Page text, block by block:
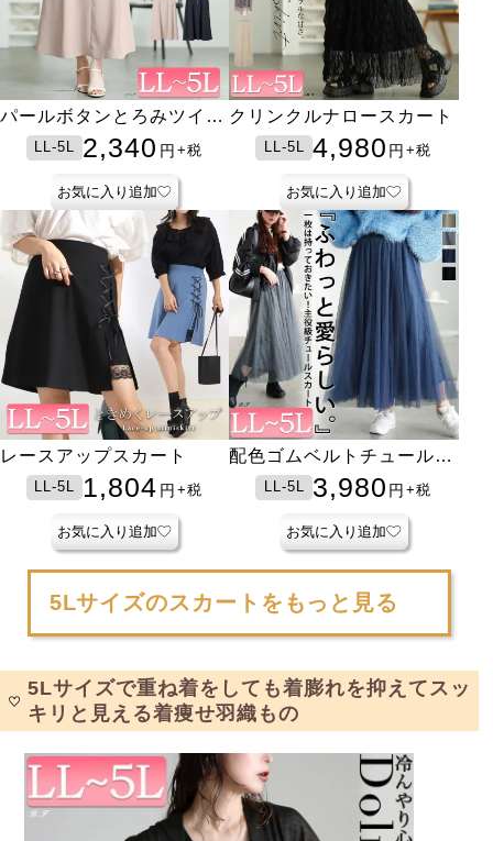
パールボタンとろみツイル
フレアスカート
LL-5L 2,340 円 +税
お気に入り追加
クリンクルナロースカート
LL-5L 4,980 円 +税
お気に入り追加
レースアップスカート
LL-5L 1,804 円 +税
お気に入り追加
配色ゴムベルトチュールス
カートLL-5L 3,980 円 +税
お気に入り追加
5Lサイズのスカートをもっと見る
5Lサイズで重ね着をしても着膨れを抑えてスッ
キリと見える着痩せ羽織もの